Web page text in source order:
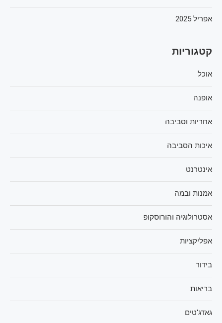
אפריל 2025
קטגוריות
אוכל
אופנה
אחריות וסביבה
איכות הסביבה
אינטרנט
אמנות ובמה
אסטרולוגיה והורוסקופ
אפליקציות
בידור
בריאות
גאדג'טים